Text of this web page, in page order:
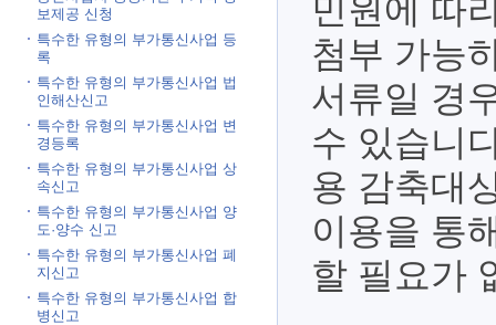
보제공 신청
특수한 유형의 부가통신사업 등
록
특수한 유형의 부가통신사업 법
인해산신고
특수한 유형의 부가통신사업 변
경등록
특수한 유형의 부가통신사업 상
속신고
특수한 유형의 부가통신사업 양
도·양수 신고
특수한 유형의 부가통신사업 폐
지신고
특수한 유형의 부가통신사업 합
병신고
민원에 따
첨부 가능
서류일 경
수 있습니
용 감축대
이용을 통
할 필요가